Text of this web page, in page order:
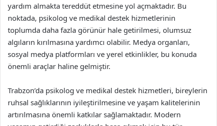
yardım almakta tereddüt etmesine yol açmaktadır. Bu
noktada, psikolog ve medikal destek hizmetlerinin
toplumda daha fazla görünür hale getirilmesi, olumsuz
algıların kırılmasına yardımcı olabilir. Medya organları,
sosyal medya platformları ve yerel etkinlikler, bu konuda
önemli araçlar haline gelmiştir.
Trabzon’da psikolog ve medikal destek hizmetleri, bireylerin
ruhsal sağlıklarının iyileştirilmesine ve yaşam kalitelerinin
artırılmasına önemli katkılar sağlamaktadır. Modern